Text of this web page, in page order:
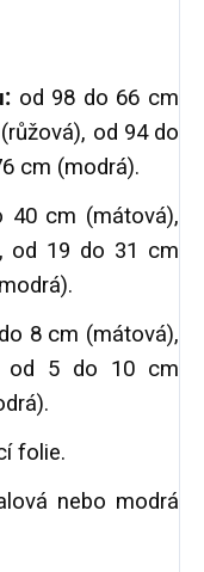
od 98 do 66 cm
od 94 do
cm (modrá).
cm (mátová),
od 19 do 31 cm
8 cm (mátová),
od 5 do 10 cm
folie.
nebo modrá